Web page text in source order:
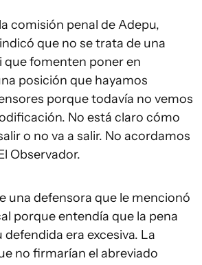
comisión penal de Adepu,
que no se trata de una
que fomenten poner en
posición que hayamos
porque todavía no vemos
No está claro cómo
o no va a salir. No acordamos
Observador.
una defensora que le mencionó
porque entendía que la pena
era excesiva. La
no firmarían el abreviado